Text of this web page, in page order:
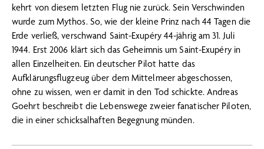
kehrt von diesem letzten Flug nie zurück. Sein Verschwinden
wurde zum Mythos. So, wie der kleine Prinz nach 44 Tagen die
Erde verließ, verschwand Saint-Exupéry 44-jährig am 31. Juli
1944. Erst 2006 klärt sich das Geheimnis um Saint-Exupéry in
allen Einzelheiten. Ein deutscher Pilot hatte das
Aufklärungsflugzeug über dem Mittelmeer abgeschossen,
ohne zu wissen, wen er damit in den Tod schickte. Andreas
Goehrt beschreibt die Lebenswege zweier fanatischer Piloten,
die in einer schicksalhaften Begegnung münden.